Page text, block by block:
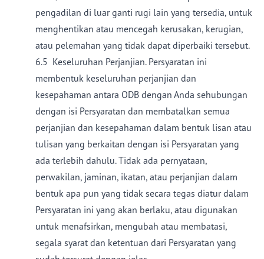
pengadilan di luar ganti rugi lain yang tersedia, untuk
menghentikan atau mencegah kerusakan, kerugian,
atau pelemahan yang tidak dapat diperbaiki tersebut.
6.5 Keseluruhan Perjanjian. Persyaratan ini
membentuk keseluruhan perjanjian dan
kesepahaman antara ODB dengan Anda sehubungan
dengan isi Persyaratan dan membatalkan semua
perjanjian dan kesepahaman dalam bentuk lisan atau
tulisan yang berkaitan dengan isi Persyaratan yang
ada terlebih dahulu. Tidak ada pernyataan,
perwakilan, jaminan, ikatan, atau perjanjian dalam
bentuk apa pun yang tidak secara tegas diatur dalam
Persyaratan ini yang akan berlaku, atau digunakan
untuk menafsirkan, mengubah atau membatasi,
segala syarat dan ketentuan dari Persyaratan yang